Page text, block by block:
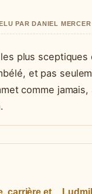
PAR DANIEL MERCER
plus sceptiques
et pas
comme